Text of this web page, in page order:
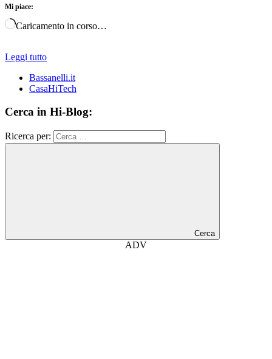
Mi piace:
Caricamento in corso…
Leggi tutto
Bassanelli.it
CasaHiTech
Cerca in Hi-Blog:
Ricerca per:
Cerca
ADV